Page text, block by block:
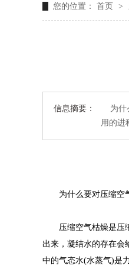
您的位置： 首页 >
信息摘要：
为什
用的进
为什么要对压缩空
压缩空气枯燥是压
出来，凝结水的存在会
中的气态水(水蒸气)是